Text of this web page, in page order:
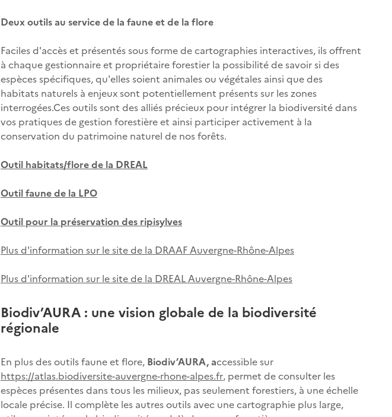
Deux outils au service de la faune et de la flore
Faciles d'accès et présentés sous forme de cartographies interactives, ils offrent
à chaque gestionnaire et propriétaire forestier la possibilité de savoir si des
espèces spécifiques, qu'elles soient animales ou végétales ainsi que des
habitats naturels à enjeuxsont potentiellement présents sur les zones
interrogées.Ces outils sont des alliés précieux pour intégrer la biodiversité dans
vos pratiques de gestion forestière et ainsi participer activement à la
conservation du patrimoine naturel de nos forêts.
Outil habitats/flore de la DREAL
Outil faune de la LPO
Outil pour la préservation des ripisylves
Plus d'information sur le site de la DRAAF Auvergne-Rhône-Alpes
Plus d'information sur le site de la DREAL Auvergne-Rhône-Alpes
Biodiv’AURA : une vision globale de la biodiversité
régionale
En plus des outils faune et flore, Biodiv’AURA, accessible sur
https://atlas.biodiversite-auvergne-rhone-alpes.fr, permet de consulter les
espèces présentes dans tous les milieux, pas seulement forestiers, à une échelle
locale précise. Il complète les autres outils avec une cartographie plus large,